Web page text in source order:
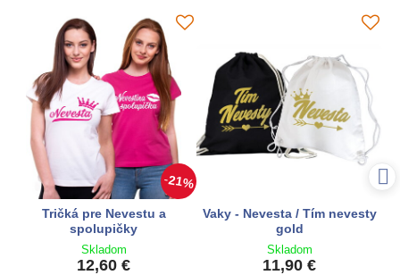
21%
Tričká pre Nevestu a
spolupičky
Skladom
12,60 €
Vaky - Nevesta / Tím nevesty
gold
Skladom
11,90 €